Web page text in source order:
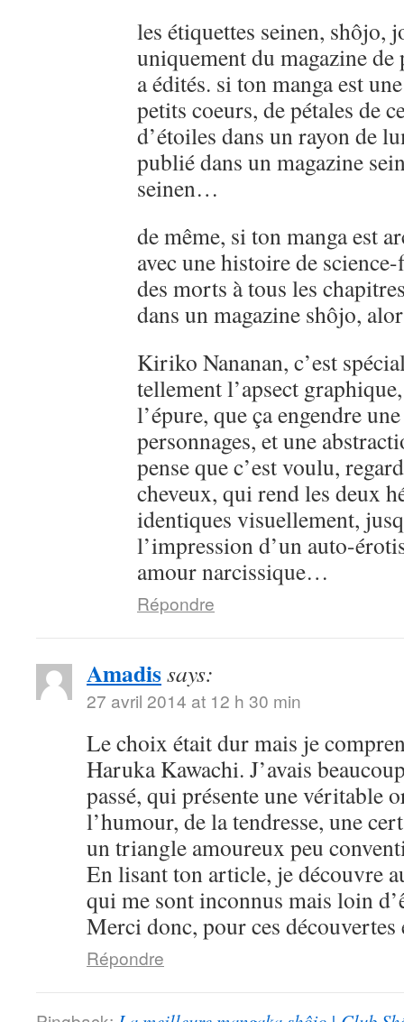
les étiquettes seinen, shôjo,
uniquement du magazine
a édités. si ton manga est
petits coeurs, de pétales de
d’étoiles dans un rayon de
publié dans un magazine
seinen…
de même, si ton manga est
avec une histoire de
des morts à tous les
dans un magazine shôjo,
Kiriko Nananan, c’est
tellement l’apsect
l’épure, que ça engendre
personnages, et une
pense que c’est voulu,
cheveux, qui rend les deux
identiques visuellement,
l’impression d’un auto-
amour narcissique…
Répondre
Amadissays:
27 avril 2014 at 12 h 30 min
Le choix était dur mais je
Haruka Kawachi. J’avais
passé, qui présente une véritable
l’humour, de la tendresse, une
un triangle amoureux peu
En lisant ton article, je découvre
qui me sont inconnus mais loin
Merci donc, pour ces
Répondre